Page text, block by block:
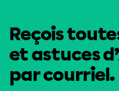
Reçois
et astuces
par courriel.